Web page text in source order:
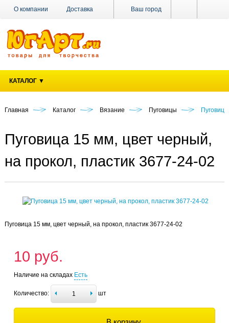
Ваш город
О компании Доставка
Наши магазины Новости
КАТАЛОГ ▼
Главная Каталог Вязание Пуговицы
Пуговица 15 мм, цвет черный,
на прокол, пластик 3677-24-02
Пуговица 15 мм, цвет черный, на прокол, пластик 3677-24-02
10 руб.
Наличие на складах Есть
Количество: шт